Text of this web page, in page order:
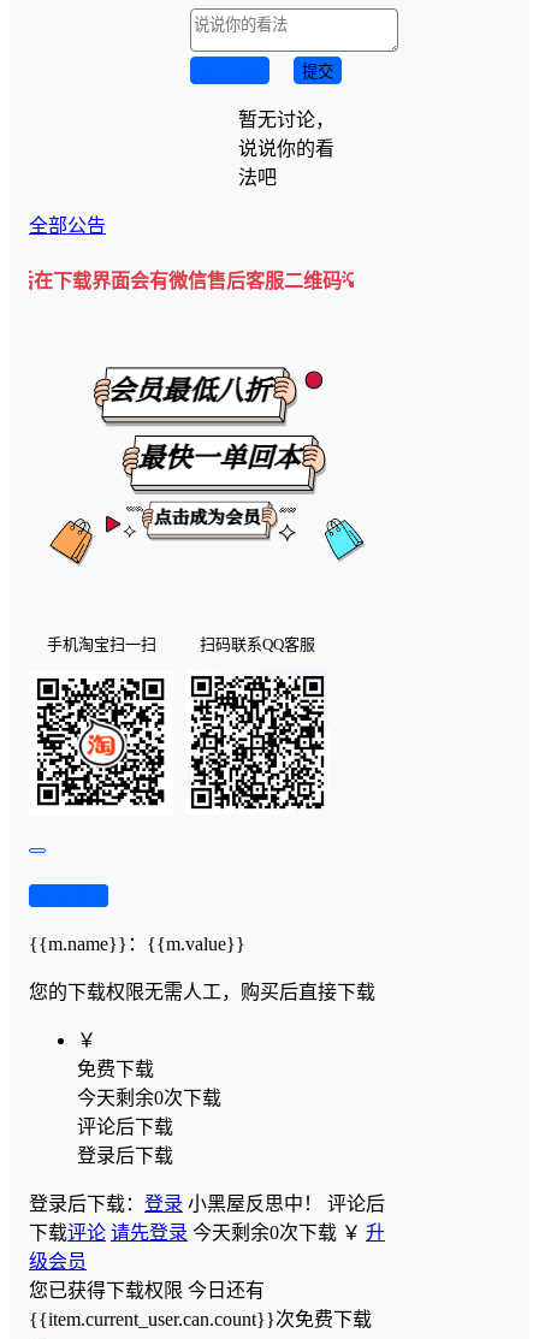
提交
暂无讨论，
说说你的看
法吧
全部公告
面会有微信售后客服二维码💡
手机淘宝扫一扫 扫码联系QQ客服
{{m.name}} ： {{m.value}}
您的下载权限无需人工，购买后直接下载
￥
免费下载
今天剩余0次下载
评论后下载
登录后下载
登录后下载： 登录 小黑屋反思中！ 评论后
下载评论 请先登录 今天剩余0次下载 ￥ 升
级会员
您已获得下载权限 今日还有
{{item.current_user.can.count}}次免费下载